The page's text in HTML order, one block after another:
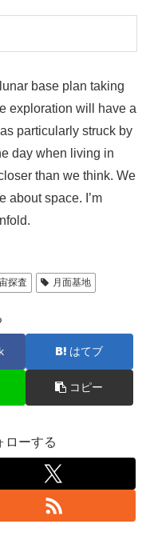
base plan taking
exploration will have a
particularly struck by
day when living in
than we think. We
about space. I’m
探査 月面基地
はてブ
コピー
ローする